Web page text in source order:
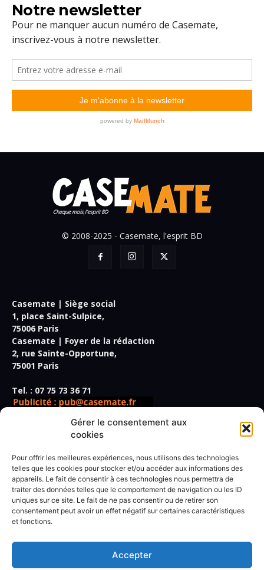
Gérer le consentement aux
cookies
Pour offrir les meilleures expériences, nous utilisons des technologies
telles que les cookies pour stocker et/ou accéder aux informations des
appareils. Le fait de consentir à ces technologies nous permettra de
traiter des données telles que le comportement de navigation ou les ID
uniques sur ce site. Le fait de ne pas consentir ou de retirer son
consentement peut avoir un effet négatif sur certaines caractéristiques
et fonctions.
Accepter
Notre newsletter
© 2008-2025 - Casemate, l'esprit BD
Casemate | Siège social
1, place Saint-Sulpice,
75006 Paris
Casemate | Foyer de la rédaction
2, rue Sainte-Opportune,
75001 Paris
Tel. : 07 75 73 36 71
Directeur de la publication,
rédacteur en chef :Frédéric Vidal
Secrétaire de rédaction :Paul Giner
Rédacteur spécialisé :Marius Jouanny
Rédaction : Antoine Béhoust, Lise Benkemoun, Jérôme
Ogier, Christophe Quillien, Marie-Madeleine Rigopoulos,